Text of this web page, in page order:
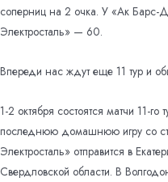
соперниц на 2 очка. У «Ак
Электросталь» — 60.
Впереди нас ждут еще 11 тур и
1-2 октября состоятся матчи 11-
последнюю домашнюю игру со
Электросталь» отправится в
Свердловской области. В